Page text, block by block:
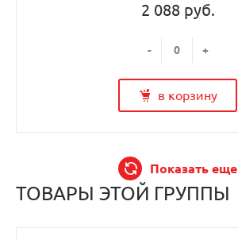
2 088 руб.
- +
в корзину
Показать еще
ТОВАРЫ ЭТОЙ ГРУППЫ